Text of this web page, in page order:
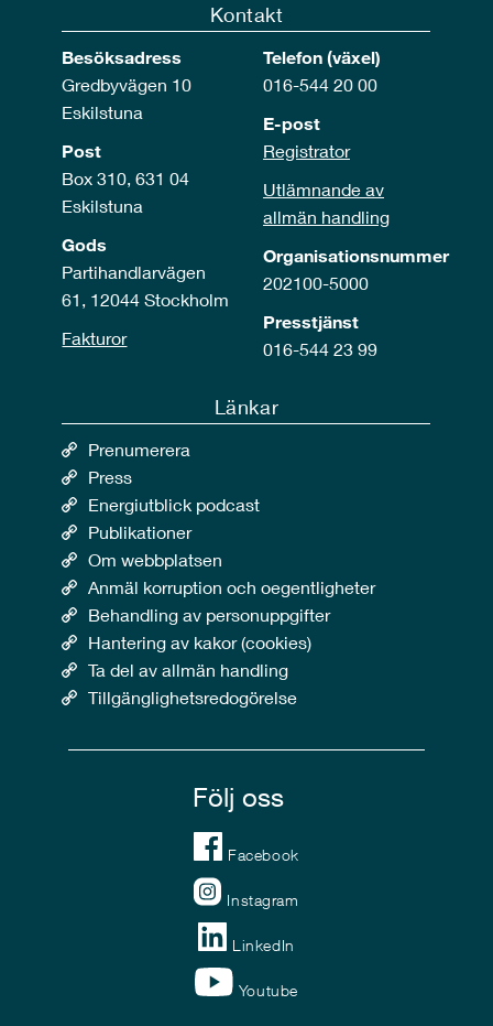
Kontakt
Besöksadress
Gredbyvägen 10
Eskilstuna
Post
Box 310, 631 04
Eskilstuna
Gods
Partihandlarvägen
61, 12044 Stockholm
Fakturor
Telefon (växel)
016-544 20 00
E-post
Registrator
Utlämnande av
allmän handling
Organisationsnummer
202100-5000
Presstjänst
016-544 23 99
Länkar
Prenumerera
Press
Energiutblick podcast
Publikationer
Om webbplatsen
Anmäl korruption och oegentligheter
Behandling av personuppgifter
Hantering av kakor (cookies)
Ta del av allmän handling
Tillgänglighetsredogörelse
Följ oss
Facebook
Instagram
LinkedIn
Youtube